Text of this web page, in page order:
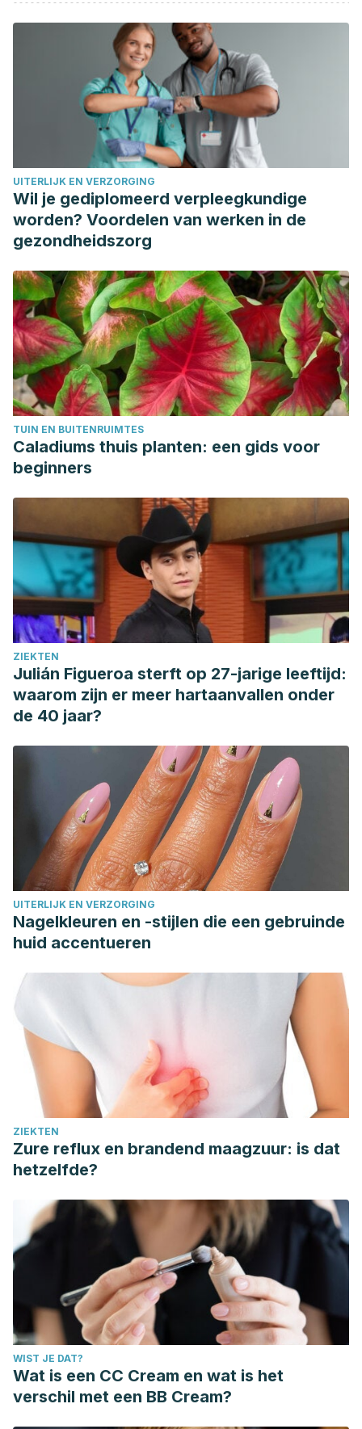
Aguas Compaired, M. Antidepresivos.Revista
Multidisciplinar de Gerontologia. 2005; 1 (03).
Heerlein, A. Tratamientos farmacológicos antidepresivos.
Revista Chilena de Neuro-Psiquiatria. 2002.
DeBattista, C. Fármacos antidepresivos. InFarmacología
básica y clínica. McGrawHill. 2010; 1 (1): 521-540.
Henssler J, Heinz A, Brandt L, Bschor T. Antidepressant
Withdrawal and Rebound Phenomena. Dtsch Arztebl Int.
2019 May 17;116(20):355-361.
Valuck RJ, Orton HD, Libby AM. Antidepressant
discontinuation and risk of suicide attempt: a retrospective,
Aug;70(8):1069-77.
UITERLIJK EN VERZORGING
Wil je gediplomeerd verpleegkundige
worden? Voordelen van werken in de
gezondheidszorg
TUIN EN BUITENRUIMTES
Caladiums thuis planten: een gids voor
beginners
ZIEKTEN
Julián Figueroa sterft op 27-jarige leeftijd:
waarom zijn er meer hartaanvallen onder
de 40 jaar?
UITERLIJK EN VERZORGING
Nagelkleuren en -stijlen die een gebruinde
huid accentueren
ZIEKTEN
Zure reflux en brandend maagzuur: is dat
hetzelfde?
WIST JE DAT?
Wat is een CC Cream en wat is het
verschil met een BB Cream?